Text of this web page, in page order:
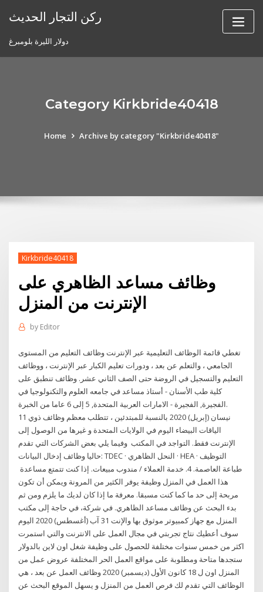
ركن التجار الحديث
دولار الليرة بلومبرغ
Category Kirkbride40418
Home Archive by category "Kirkbride40418"
Kirkbride40418
وظائف مساعد الظاهري على
الإنترنت من المنزل
by Editor
تغطي قائمة الوظائف التعليمية عبر الإنترنت وظائف التعليم من المستوى
الجامعي ، والتعلم عن بعد ، ودورات تعليم الكبار عبر الإنترنت ، ووظائف
التعليم والتسجيل في الروضة حتى الصف الثاني عشر. وظائف تنطبق على
كلية طب الأسنان - أستاذ مساعد في جامعه العلوم والتكنولوجيا في
الفجيرة, الفجيرة - الامارات العربية المتحدة, 5 إلى 6 عاما من الخبرة.
11 نيسان (إبريل) 2020 بالنسبة للمبتدئين ، تتطلب معظم وظائف ذوي
الياقات البيضاء اليوم في الولايات المتحدة و غيرها من الوصول إلى
الإنترنت فقط. التواجد في المكتب وفيما يلي بعض الشركات التي تقدم
حاليا وظائف إدخال البيانات: TDEC · النحل الظاهري · HEA التوظيف ·
طباعة العاصمة. 4. خدمة العملاء / مندوب مبيعات. إذا كنت تتمتع مساعدة
هذا العمل في المنزل وظيفة يوفر الكثير من المرونة ويمكن أن تكون
مربحة إلى حد ما كما كنت مسبقا. معرفة ما إذا كان لديك ما يلزم ومن ثم
بدء البحث عن وظائف مساعد الظاهري. في شركة، في حاجة إلى مكتب
المنزل مع جهاز كمبيوتر موثوق بها والإنت 31 آب (أغسطس) 2020 اليوم
سوف أعطيك نتاج تجربتي في مجال العمل على الانترنت والتي استمرت
اكثر من خمس سنوات مختلفة للحصول على وظيفة شغل اون لاين بالدولار
ستجدها متاحة ومطلوبة على مواقع العمل الحر المختلفة عروض عمل من
المنزل اون ل 18 كانون الأول (ديسمبر) 2020 وظائف العمل عن بعد ، هي
الوظائف التي تقدم لك فرص العمل من المنزل و يسهل الموقع البحث عن